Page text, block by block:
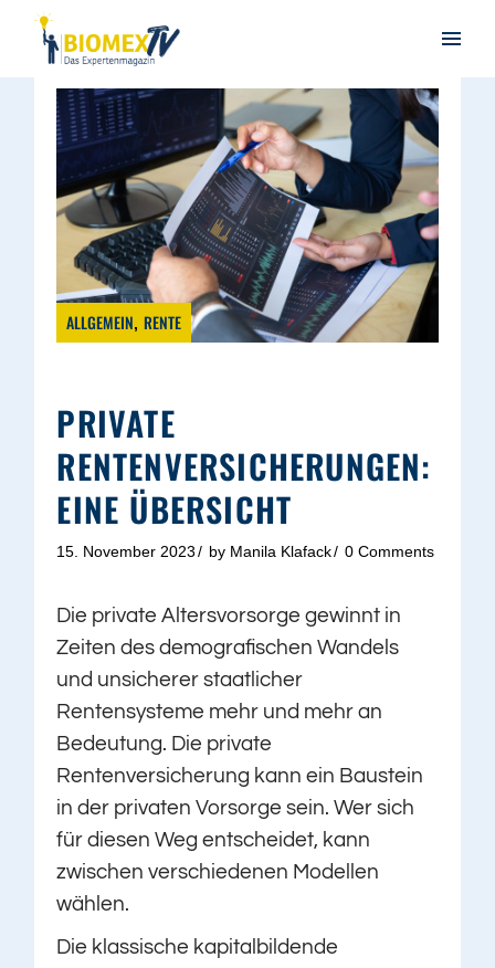
ALLGEMEIN RENTE
PRIVATE
RENTENVERSICHERUNGEN:
EINE ÜBERSICHT
15. November 2023 by Manila Klafack 0 Comments
Die private Altersvorsorge gewinnt in
Zeiten des demografischen Wandels
und unsicherer staatlicher
Rentensysteme mehr und mehr an
Bedeutung. Die private
Rentenversicherung kann ein Baustein
in der privaten Vorsorge sein. Wer sich
für diesen Weg entscheidet, kann
zwischen verschiedenen Modellen
wählen.
Die klassische kapitalbildende